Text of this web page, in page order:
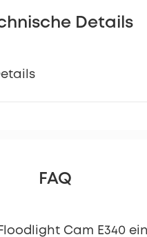
Details
FAQ
Cam E340